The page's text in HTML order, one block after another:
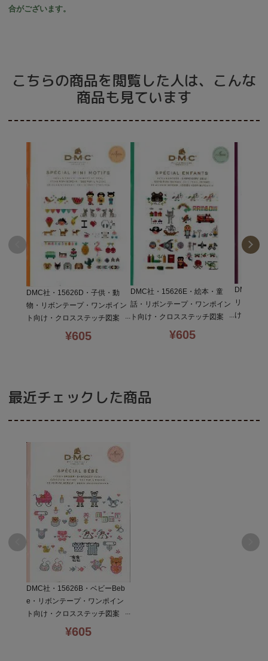
合がございます。
こちらの商品を閲覧した人は、こんな
商品も見ています
DMC社・15626D・子供・動
物・リボンテープ・ワンポイン
ト向け・クロスステッチ図案
本・初心者向¥605
DMC社・15626E・絵本・童
話・リボンテープ・ワンポイン
ト向け・クロスステッチ図案
本・初心者向¥605
DMC社・
リボンテ
け・クロ
最近チェックした商品
DMC社・15626B・ベビーBeb
e・リボンテープ・ワンポイン
ト向け・クロスステッチ図案
本・初心者向¥605